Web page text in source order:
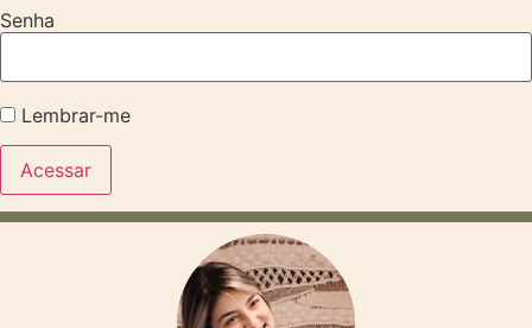
Senha
Lembrar-me